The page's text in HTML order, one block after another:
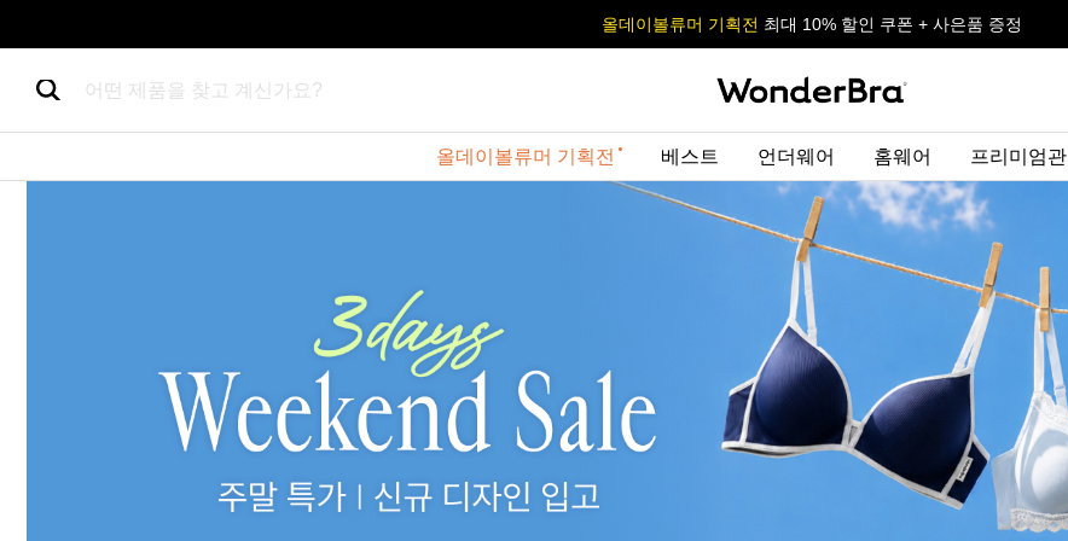
사이즈 무료 교환 서비스
올데이볼류머 기획전 최대 10% 할인 쿠폰 + 사은품 증정
사이즈 무료 교환 서비스
올데이볼류머 기획전 최대 10% 할인 쿠폰 + 사은품 증정
어떤 제품을 찾고 계신가요?
올데이볼류머 기획전 베스트 언더웨어 홈웨어 프리미엄관